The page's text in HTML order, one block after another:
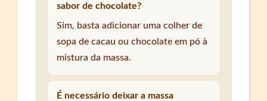
sabor de chocolate?
Sim, basta adicionar uma colher de
sopa de cacau ou chocolate em pó à
mistura da massa.
É necessário deixar a massa